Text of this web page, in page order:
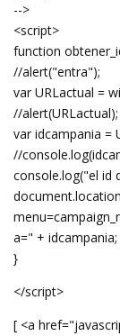
-->
<script>
function
//alert("entra");
var URLactual =
//alert(URLactual);
var idcampania =
//
console.log("el id
a=" + idcampania;
}
</script>
[ <a